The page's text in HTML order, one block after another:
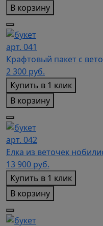
В корзину
арт. 041
Крафтовый пакет с
2 300 руб.
Купить в 1 клик
В корзину
арт. 042
Елка из веточек
13 900 руб.
Купить в 1 клик
В корзину